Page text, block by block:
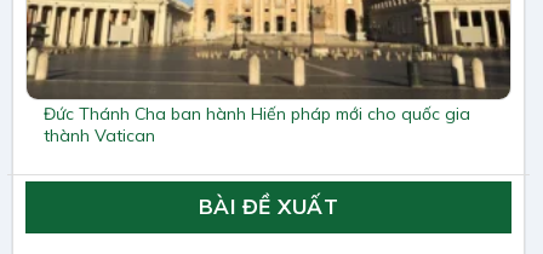
Đức Thánh Cha ban hành Hiến pháp mới cho quốc gia
thành Vatican
BÀI ĐỀ XUẤT